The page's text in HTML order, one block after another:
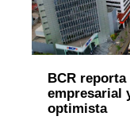
BCR
empresarial
optimista